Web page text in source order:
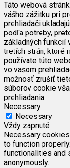
Táto webová
vášho zážitku pri
prehliadači
podľa potreby,
základných funkcií
tretích strán, ktoré
používate túto
vo vašom
možnosť zrušiť
súborov cookie
prehliadania.
Necessary
Necessary
Vždy zapnuté
Necessary
to function
functionalities and
anonymously.